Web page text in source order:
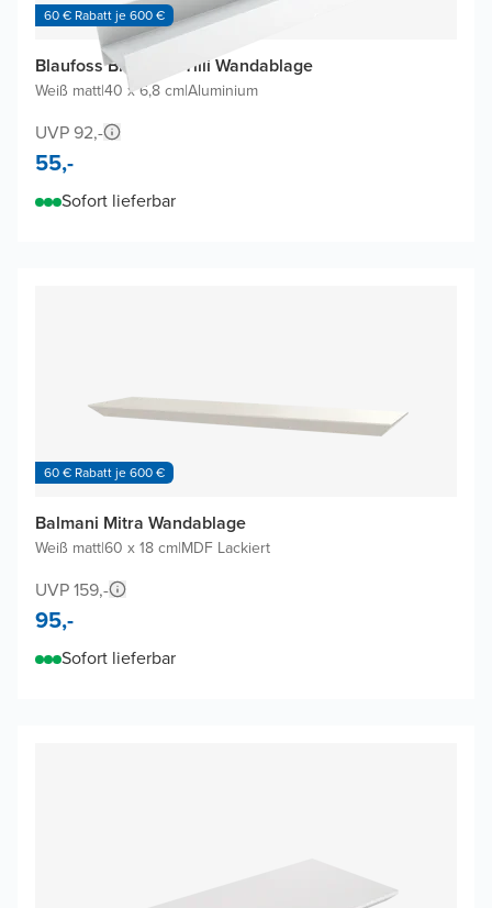
60 € Rabatt je 600 €
Blaufoss Blackline Tilli Wandablage
Weiß matt|40 x 6,8 cm|Aluminium
UVP 92,-
55,-
Sofort lieferbar
60 € Rabatt je 600 €
Balmani Mitra Wandablage
Weiß matt|60 x 18 cm|MDF Lackiert
UVP 159,-
95,-
Sofort lieferbar